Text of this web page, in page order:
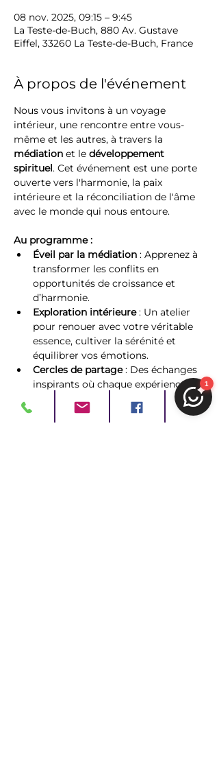
08 nov. 2025, 09:15 – 9:45
La Teste-de-Buch, 880 Av. Gustave
Eiffel, 33260 La Teste-de-Buch, France
À propos de l'événement
Nous vous invitons à un voyage
intérieur, une rencontre entre vous-
même et les autres, à travers la
médiation et le développement
spirituel. Cet événement est une porte
ouverte vers l'harmonie, la paix
intérieure et la réconciliation de l'âme
avec le monde qui nous entoure.
Au programme :
Éveil par la médiation : Apprenez à
transformer les conflits en
opportunités de croissance et
d’harmonie.
Exploration intérieure : Un atelier
pour renouer avec votre véritable
essence, cultiver la sérénité et
équilibrer vos émotions.
Cercles de partage : Des échanges
inspirants où chaque expérience
devient un miroir pour mieux
comprendre son propre chemin